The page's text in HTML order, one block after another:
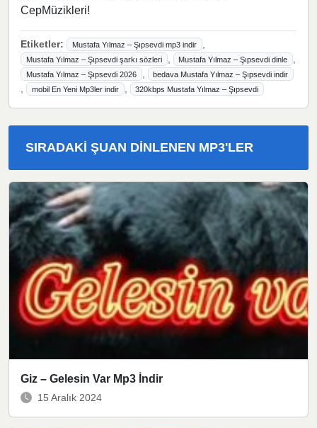
CepMüzikleri!
Etiketler: Mustafa Yılmaz – Şıpsevdi mp3 indir
Mustafa Yılmaz – Şıpsevdi şarkı sözleri Mustafa Yılmaz – Şıpsevdi dinle
Mustafa Yılmaz – Şıpsevdi 2026 bedava Mustafa Yılmaz – Şıpsevdi indir
mobil En Yeni Mp3ler indir 320kbps Mustafa Yılmaz – Şıpsevdi
SIRADAKI ŞUAN DINLENEN MP3'LER
Giz – Gelesin Var Mp3 İndir
15 Aralık 2024